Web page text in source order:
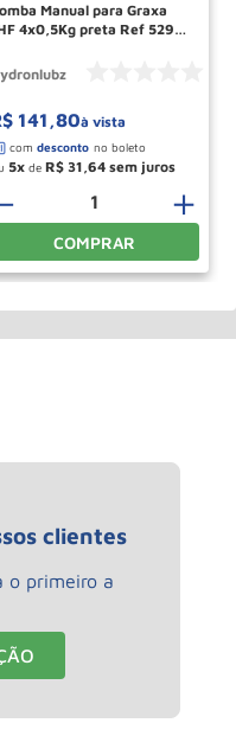
Manual para Graxa
4x0,5Kg preta Ref 5291
141 ,80à vista
5 de R$ 31,64
＋
COMPRAR
clientes
o primeiro a